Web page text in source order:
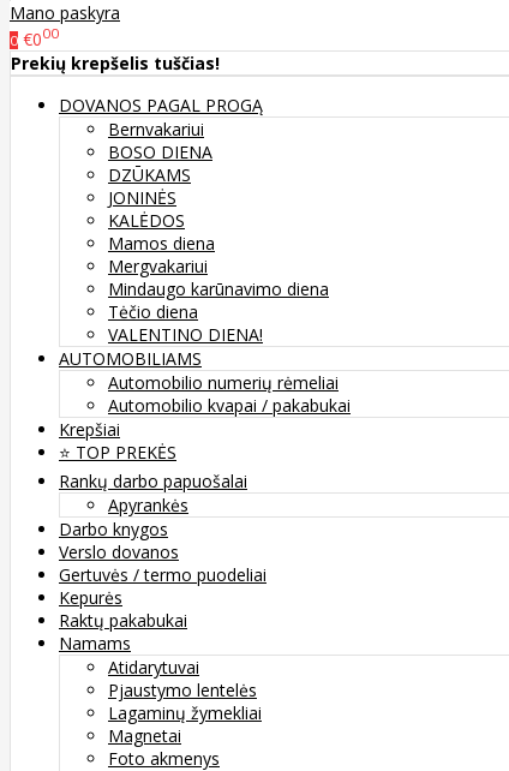
Mano paskyra
0 €000
Prekių krepšelis tuščias!
DOVANOS PAGAL PROGĄ
Bernvakariui
BOSO DIENA
DZŪKAMS
JONINĖS
KALĖDOS
Mamos diena
Mergvakariui
Mindaugo karūnavimo diena
Tėčio diena
VALENTINO DIENA!
AUTOMOBILIAMS
Automobilio numerių rėmeliai
Automobilio kvapai / pakabukai
Krepšiai
⭐️ TOP PREKĖS
Rankų darbo papuošalai
Apyrankės
Darbo knygos
Verslo dovanos
Gertuvės / termo puodeliai
Kepurės
Raktų pakabukai
Namams
Atidarytuvai
Pjaustymo lentelės
Lagaminų žymekliai
Magnetai
Foto akmenys